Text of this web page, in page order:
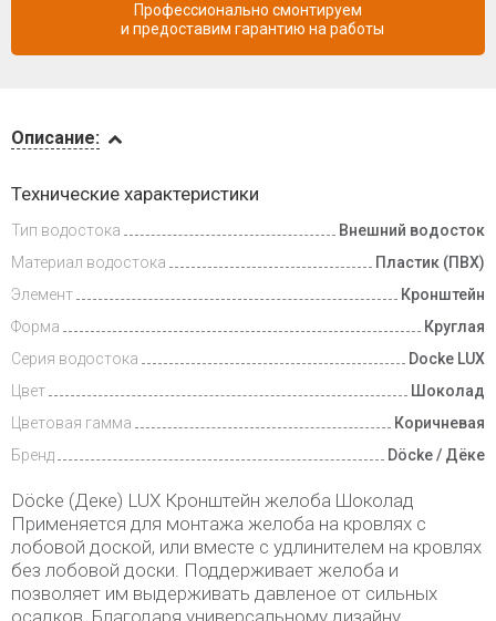
и оплата
Описание:
Технические характеристики
Тип водостока
Внешний водосток
Материал водостока
Пластик (ПВХ)
Элемент
Кронштейн
Форма
Круглая
Серия водостока
Docke LUX
Цвет
Шоколад
Цветовая гамма
Коричневая
Бренд
Döcke / Дёке
Döcke (Деке) LUX Кронштейн желоба Шоколад
Применяется для монтажа желоба на кровлях с
лобовой доской, или вместе с удлинителем на кровлях
без лобовой доски. Поддерживает желоба и
позволяет им выдерживать давленое от сильных
Профессионально смонтируем
и предоставим гарантию на работы